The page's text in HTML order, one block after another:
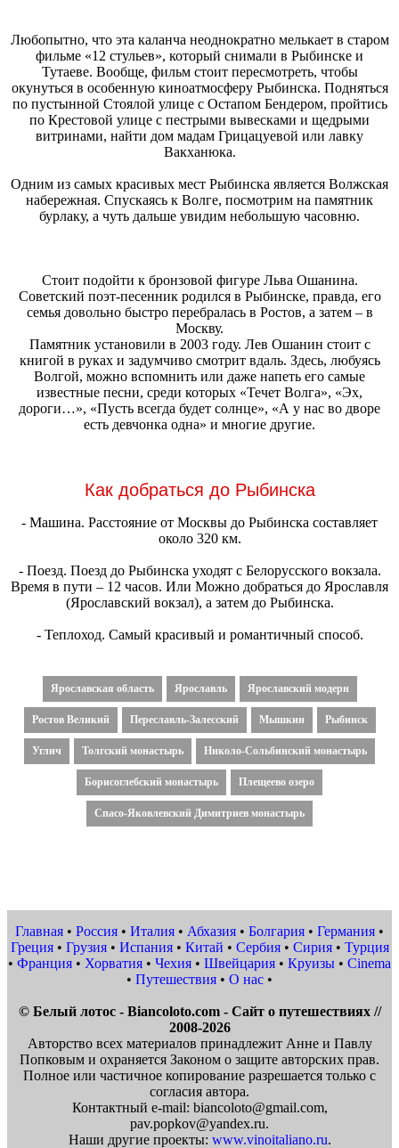
Любопытно, что эта каланча неоднократно мелькает в старом
фильме «12 стульев», который снимали в Рыбинске и
Тутаеве. Вообще, фильм стоит пересмотреть, чтобы
окунуться в особенную киноатмосферу Рыбинска. Подняться
по пустынной Стоялой улице с Остапом Бендером, пройтись
по Крестовой улице с пестрыми вывесками и щедрыми
витринами, найти дом мадам Грицацуевой или лавку
Вакханюка.
Одним из самых красивых мест Рыбинска является Волжская
набережная. Спускаясь к Волге, посмотрим на памятник
бурлаку, а чуть дальше увидим небольшую часовню.
Стоит подойти к бронзовой фигуре Льва Ошанина.
Советский поэт-песенник родился в Рыбинске, правда, его
семья довольно быстро перебралась в Ростов, а затем – в
Москву.
Памятник установили в 2003 году. Лев Ошанин стоит с
книгой в руках и задумчиво смотрит вдаль. Здесь, любуясь
Волгой, можно вспомнить или даже напеть его самые
известные песни, среди которых «Течет Волга», «Эх,
дороги…», «Пусть всегда будет солнце», «А у нас во дворе
есть девчонка одна» и многие другие.
Как добраться до Рыбинска
- Машина. Расстояние от Москвы до Рыбинска составляет
около 320 км.
- Поезд. Поезд до Рыбинска уходят с Белорусского вокзала.
Время в пути – 12 часов. Или Можно добраться до Ярославля
(Ярославский вокзал), а затем до Рыбинска.
- Теплоход. Самый красивый и романтичный способ.
Ярославская область Ярославль Ярославский модерн
Ростов Великий Переславль-Залесский Мышкин Рыбинск
Углич Толгский монастырь Николо-Сольбинский монастырь
Борисоглебский монастырь Плещеево озеро
Спасо-Яковлевский Димитриев монастырь
Главная • Россия • Италия • Абхазия • Болгария • Германия •
Греция• Грузия• Испания• Китай • Сербия• Сирия• Турция
• Франция • Хорватия • Чехия • Швейцария • Круизы • Cinema
• Путешествия • О нас •
© Белый лотос - Biancoloto.com - Сайт о путешествиях //
2008-2026
Авторство всех материалов принадлежит Анне и Павлу
Попковым и охраняется Законом о защите авторских прав.
Полное или частичное копирование разрешается только с
согласия автора.
Контактный e-mail: biancoloto@gmail.com,
pav.popkov@yandex.ru.
Наши другие проекты: www.vinoitaliano.ru.